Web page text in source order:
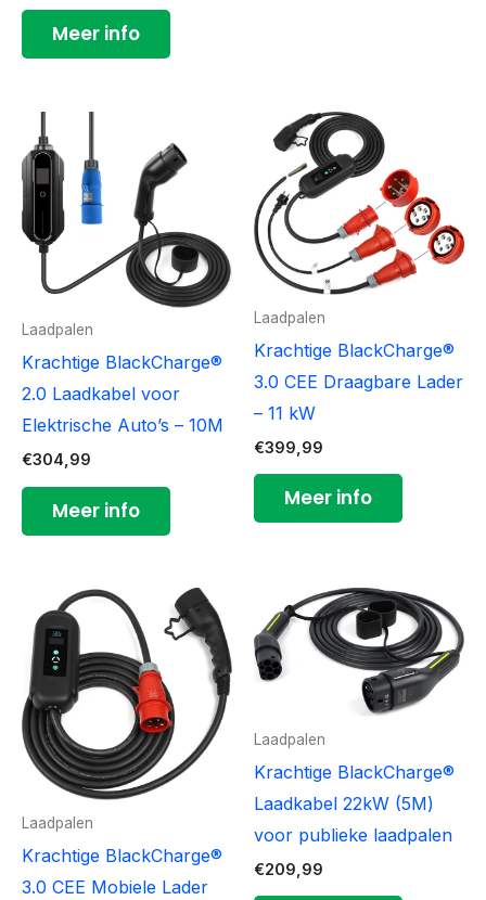
Meer info
Laadpalen
Krachtige BlackCharge®
2.0 Laadkabel voor
Elektrische Auto’s – 10M
€304,99
Meer info
Laadpalen
Krachtige BlackCharge®
3.0 CEE Draagbare Lader
– 11 kW
€399,99
Meer info
Laadpalen
Krachtige BlackCharge®
3.0 CEE Mobiele Lader
Laadpalen
Krachtige BlackCharge®
Laadkabel 22kW (5M)
voor publieke laadpalen
€209,99